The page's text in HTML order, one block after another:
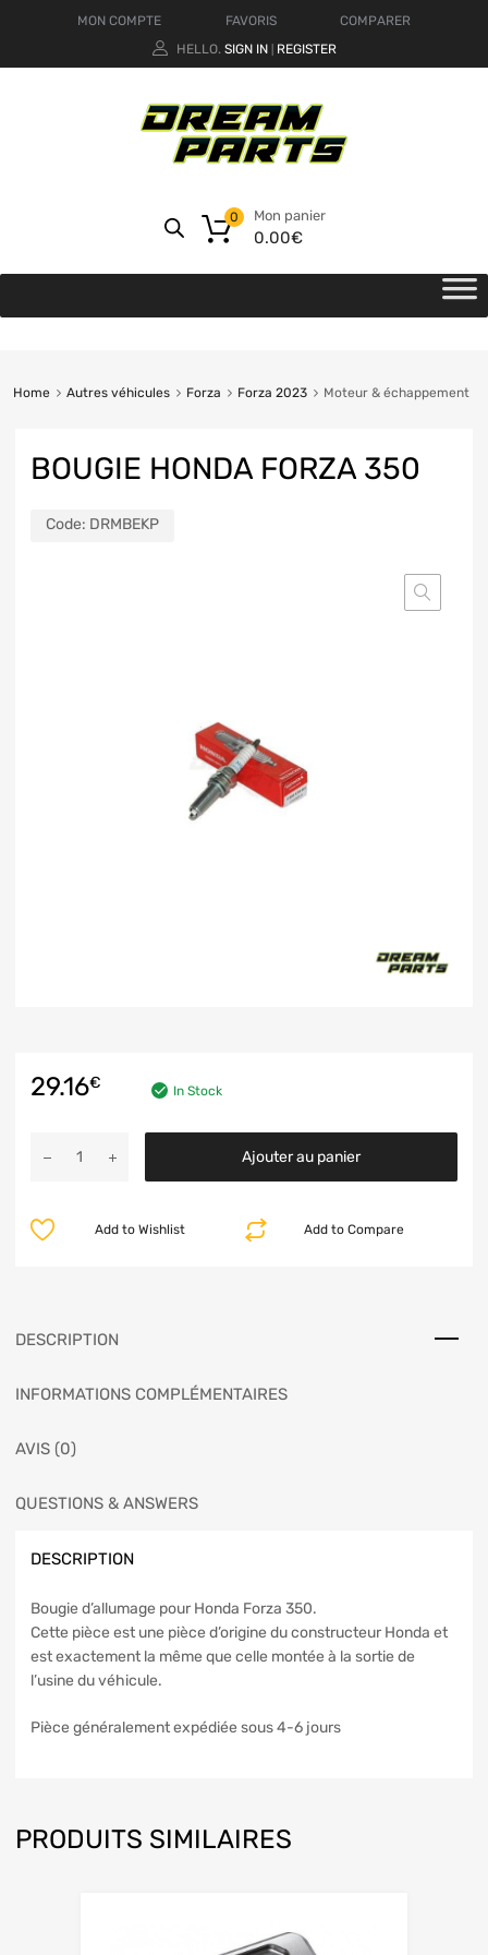
MON COMPTE FAVORIS
COMPARER
HELLO. SIGN IN REGISTER
Mon panier
0.00€
0
Home Autres véhicules Forza Forza 2023 Moteur & échappement
BOUGIE HONDA FORZA 350
Code: DRMBEKP
29.16€ In Stock
Ajouter au panier
Add to Compare
Add to Wishlist
DESCRIPTION
INFORMATIONS COMPLÉMENTAIRES
AVIS (0)
QUESTIONS & ANSWERS
DESCRIPTION
Bougie d’allumage pour Honda Forza 350.
Cette pièce est une pièce d’origine du constructeur Honda et
est exactement la même que celle montée à la sortie de
l’usine du véhicule.
Pièce généralement expédiée sous 4-6 jours
PRODUITS SIMILAIRES